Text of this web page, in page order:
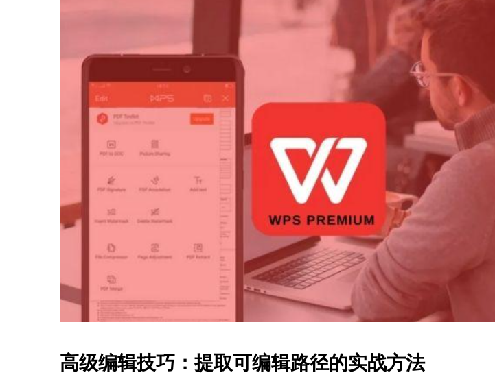
高级编辑技巧：提取可编辑路径的实战方法